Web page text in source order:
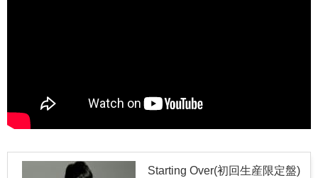
Starting Over(初回生産限定盤)